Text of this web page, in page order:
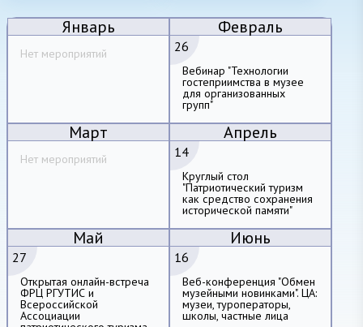
Январь
Нет мероприятий
Февраль
26
Вебинар "Технологии
гостеприимства в музее
для организованных
групп"
Март
Нет мероприятий
Апрель
14
Круглый стол
"Патриотический туризм
как средство сохранения
исторической памяти"
Май
27
Открытая онлайн-встреча
ФРЦ РГУТИС и
Всероссийской
Ассоциации
Июнь
16
Веб-конференция "Обмен
музейными новинками". ЦА:
музеи, туроператоры,
школы, частные лица